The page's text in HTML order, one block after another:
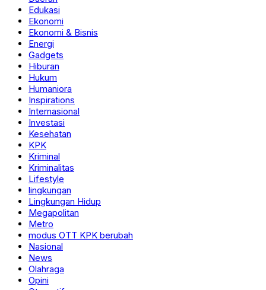
Edukasi
Ekonomi
Ekonomi & Bisnis
Energi
Gadgets
Hiburan
Hukum
Humaniora
Inspirations
Internasional
Investasi
Kesehatan
KPK
Kriminal
Kriminalitas
Lifestyle
lingkungan
Lingkungan Hidup
Megapolitan
Metro
modus OTT KPK berubah
Nasional
News
Olahraga
Opini